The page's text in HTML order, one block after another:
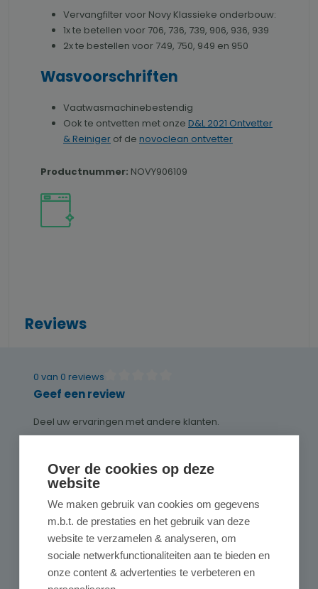
Vervangfilter voor Novy Klassieke onderbouw:
1x te betellen voor 706, 736, 739, 906, 936, 939
2x te bestellen voor 749, 750, 949 en 950
Wasvoorschriften
Vaatwasmachinebestendig
Ook te ontvetten met onze D&L 2021 Ontvetter
& Reiniger of de novoclean ontvetter
Productnummer: NOVY906109
Reviews
0 van 0 reviews
Gemiddelde waardering van 0 van 5 sterren
Geef een review
Deel uw ervaringen met andere klanten.
Geen reviews gevonden. Deel als eerste
uw inzichten.
Over de cookies op deze
website
We maken gebruik van cookies om gegevens
m.b.t. de prestaties en het gebruik van deze
website te verzamelen & analyseren, om
sociale netwerkfunctionaliteiten aan te bieden en
onze content & advertenties te verbeteren en